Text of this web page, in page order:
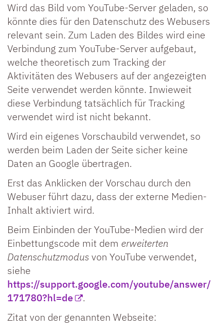
Wird das Bild vom YouTube-Server geladen, so
könnte dies für den Datenschutz des Webusers
relevant sein. Zum Laden des Bildes wird eine
Verbindung zum YouTube-Server aufgebaut,
welche theoretisch zum Tracking der
Aktivitäten des Webusers auf der angezeigten
Seite verwendet werden könnte. Inwieweit
diese Verbindung tatsächlich für Tracking
verwendet wird ist nicht bekannt.
Wird ein eigenes Vorschaubild verwendet, so
werden beim Laden der Seite sicher keine
Daten an Google übertragen.
Erst das Anklicken der Vorschau durch den
Webuser führt dazu, dass der externe Medien-
Inhalt aktiviert wird.
Beim Einbinden der YouTube-Medien wird der
Einbettungscode mit dem erweiterten
Datenschutzmodusvon YouTube verwendet,
siehe
https://support.google.com/youtube/answer/
171780?hl=de
.
Zitat von der genannten Webseite: